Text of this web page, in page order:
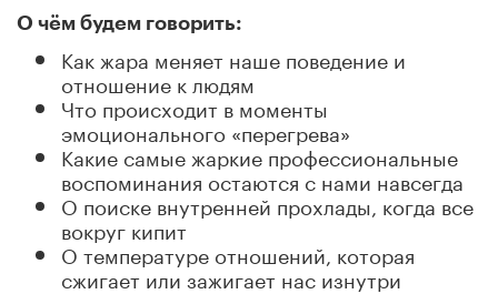
О чём будем говорить:
Как жара меняет наше поведение и
отношение к людям
Что происходит в моменты
эмоционального «перегрева»
Какие самые жаркие профессиональные
воспоминания остаются с нами навсегда
О поиске внутренней прохлады, когда все
вокруг кипит
О температуре отношений, которая
сжигает или зажигает нас изнутри